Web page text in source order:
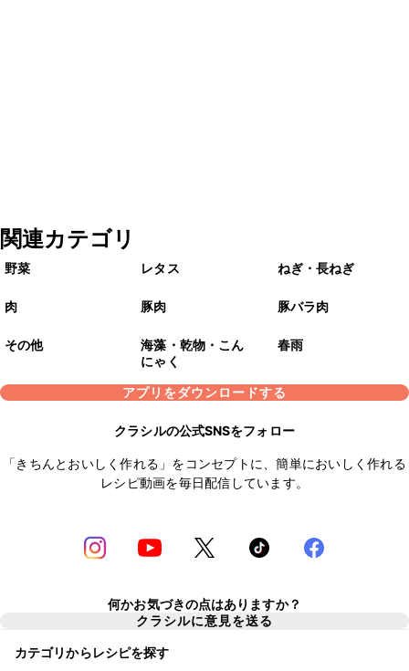
関連カテゴリ
野菜 レタス ねぎ・長ねぎ
肉 豚肉 豚バラ肉
その他
海藻・乾物・こん
にゃく
春雨
アプリをダウンロードする
クラシルの公式SNSをフォロー
「きちんとおいしく作れる」をコンセプトに、簡単においしく作れる
レシピ動画を毎日配信しています。
何かお気づきの点はありますか？
クラシルに意見を送る
カテゴリからレシピを探す